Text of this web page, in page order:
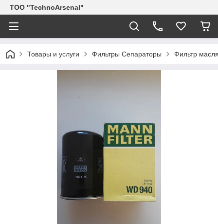
ТОО "TechnoArsenal"
Товары и услуги Фильтры Сепараторы Фильтр